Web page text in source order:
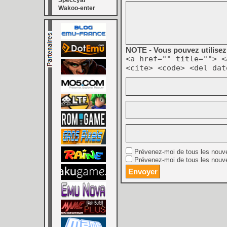
Wakoo-enter
NOTE - Vous pouvez
<a href="" title="">
<cite> <code> <del
Prévenez-moi de tous les
Prévenez-moi de tous les